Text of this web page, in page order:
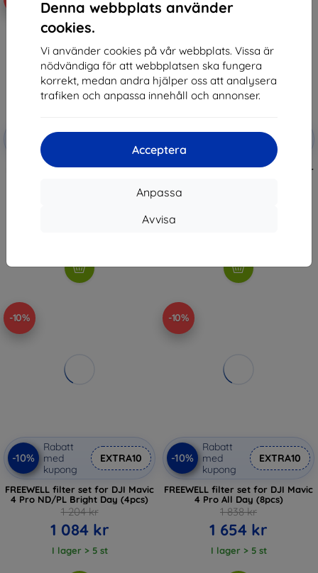
Denna webbplats använder
cookies.
Vi använder cookies på vår webbplats. Vissa är
nödvändiga för att webbplatsen ska fungera
korrekt, medan andra hjälper oss att analysera
trafiken och anpassa innehåll och annonser.
Acceptera
Anpassa
Avvisa
med
FREEWELL Split ND64/ND32 filter
EXTRA10
FREEWELL Glow Mist 1/4 filter for
-10%
-10%
Rabatt
med
kupong
EXTRA10
FREEWELL filter set for DJI Mavic
4 Pro ND/PL Bright Day (4pcs)
1 204 kr
1 084 kr
I lager > 5 st
-10%
-10%
Rabatt
med
kupong
EXTRA10
FREEWELL filter set for DJI Mavic
4 Pro All Day (8pcs)
1 838 kr
1 654 kr
I lager > 5 st